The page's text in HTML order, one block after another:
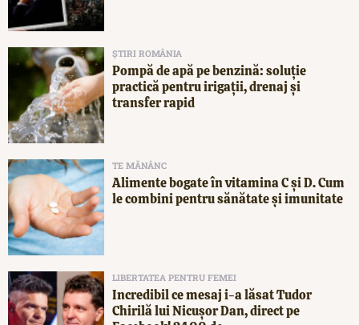
ȘTIRI ROMÂNIA
Pompă de apă pe benzină: soluție
practică pentru irigații, drenaj și
transfer rapid
TE MĂNÂNC
Alimente bogate în vitamina C și D. Cum
le combini pentru sănătate și imunitate
LIBERTATEA PENTRU FEMEI
Incredibil ce mesaj i-a lăsat Tudor
Chirilă lui Nicușor Dan, direct pe